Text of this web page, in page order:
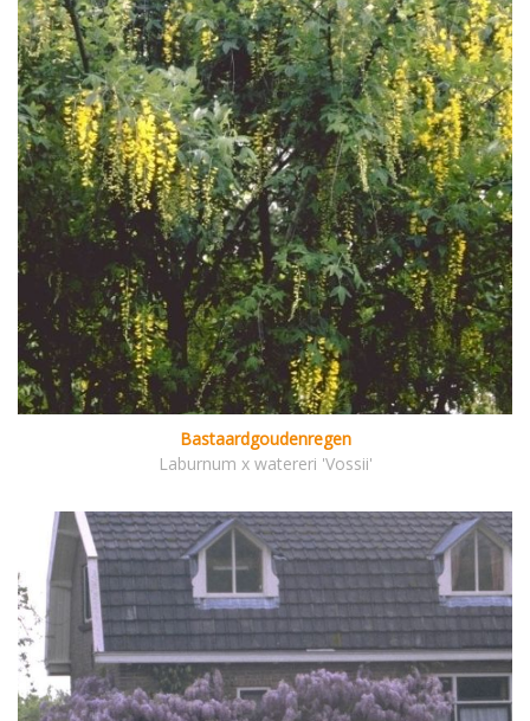
Bastaardgoudenregen
Laburnum x watereri 'Vossii'